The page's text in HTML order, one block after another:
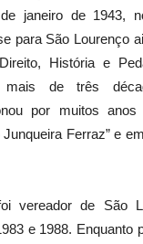
janeiro de 1943,
para São Lourenço
História e
mais de três
por muitos
Ferraz” e
de São
e 1988. Enquanto